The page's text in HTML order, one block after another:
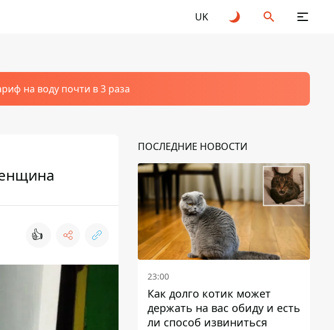
UK
на воду почти в 3 раза
👍
ПОСЛЕДНИЕ НОВОСТИ
23:00
Как долго котик может
держать на вас обиду и есть
ли способ извиниться